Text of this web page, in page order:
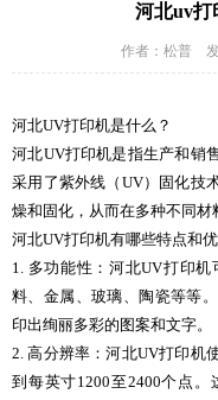
河北uv打
作者：松普 发
河北UV打印机是什么？
河北UV打印机是指生产和销
采用了紫外线（UV）固化技
燥和固化，从而在多种不同材
河北UV打印机有哪些特点和
1. 多功能性：河北UV打印
料、金属、玻璃、陶瓷等等
印出绚丽多彩的图案和文字。
2. 高分辨率：河北UV打印机
到每英寸1200至2400个点